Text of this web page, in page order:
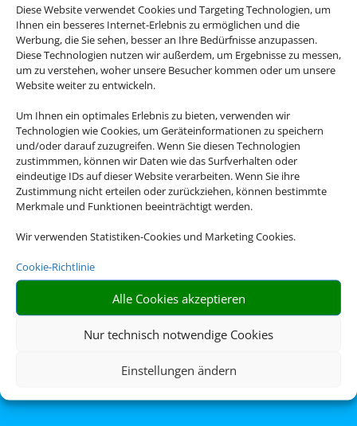
Diese Website verwendet Cookies und Targeting Technologien, um
Ihnen ein besseres Internet-Erlebnis zu ermöglichen und die
Werbung, die Sie sehen, besser an Ihre Bedürfnisse anzupassen.
Diese Technologien nutzen wir außerdem, um Ergebnisse zu messen,
um zu verstehen, woher unsere Besucher kommen oder um unsere
Website weiter zu entwickeln.
Um Ihnen ein optimales Erlebnis zu bieten, verwenden wir
Technologien wie Cookies, um Geräteinformationen zu speichern
und/oder darauf zuzugreifen. Wenn Sie diesen Technologien
zustimmmen, können wir Daten wie das Surfverhalten oder
eindeutige IDs auf dieser Website verarbeiten. Wenn Sie ihre
Zustimmung nicht erteilen oder zurückziehen, können bestimmte
Merkmale und Funktionen beeinträchtigt werden.
Wir verwenden Statistiken-Cookies und Marketing Cookies.
Cookie-Richtlinie
Alle Cookies akzeptieren
Nur technisch notwendige Cookies
Einstellungen ändern
7 Nächte im
Doppelzimmer,
HP+ Inkl. Flug &
Transfer z.B. ab
29.09.26 ab DUS